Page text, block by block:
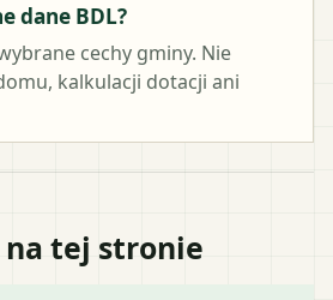
dane BDL?
cechy gminy. Nie
kalkulacji dotacji ani
na tej stronie